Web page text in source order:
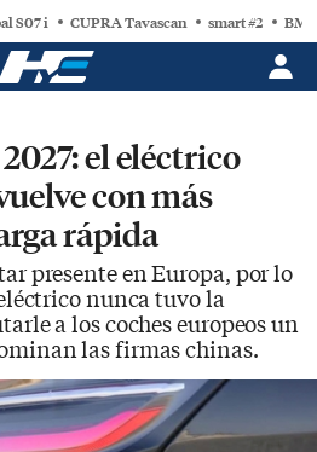
S07 i CUPRA Tavascan smart #2
el eléctrico
con más
rápida
presente en Europa, por lo
nunca tuvo la
a los coches europeos un
las firmas chinas.